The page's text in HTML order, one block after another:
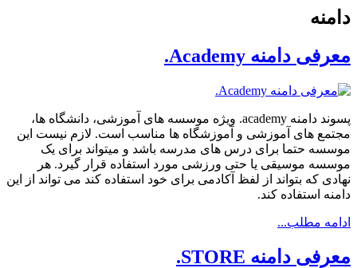
دامنه
معرفی دامنه Academy.
پسوند دامنه academy. ویژه موسسه های آموزشی، دانشگاه ها،
مجتمع های آموزشی و آموزشگاه ها مناسب است. لازم نیست این
موسسه حتما برای درس های مدرسه باشد و میتواند برای یک
موسسه موسیقی یا حتی ورزشی مورد استفاده قرار گیرد. هر
نهادی که بتواند از لفظ آکادمی برای خود استفاده کند می تواند از این
دامنه استفاده کند.
ادامه مطلب...
معرفی دامنه STORE.